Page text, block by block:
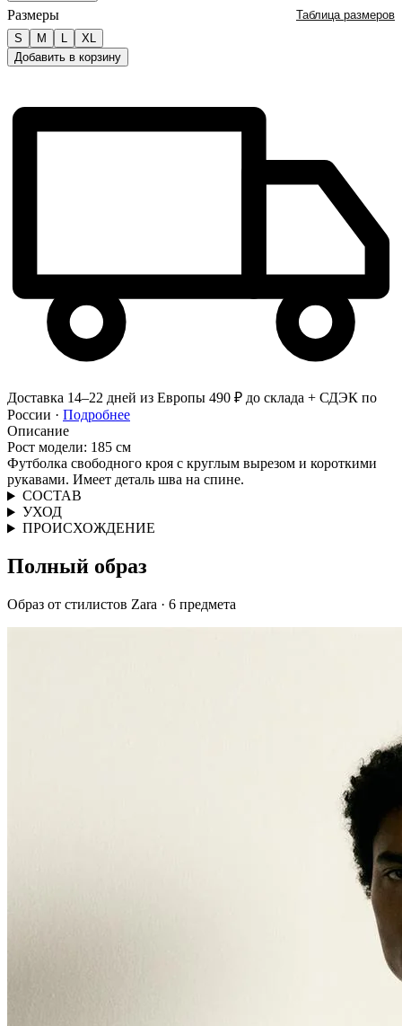
Размеры
Таблица размеров
S
M L
XL
Добавить в корзину
Доставка 14–22 дней из Европы 490 ₽ до склада + СДЭК по
России · Подробнее
Описание
Рост модели: 185 см
Футболка свободного кроя с круглым вырезом и короткими
рукавами. Имеет деталь шва на спине.
СОСТАВ
УХОД
ПРОИСХОЖДЕНИЕ
Полный образ
Образ от стилистов Zara · 6 предмета